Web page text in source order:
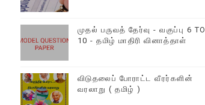
முதல் பருவத் தேர்வு - வகுப்பு 6 TO
10 - தமிழ் மாதிரி வினாத்தாள்
விடுதலைப் போராட்ட வீரர்களின்
வரலாறு ( தமிழ் )